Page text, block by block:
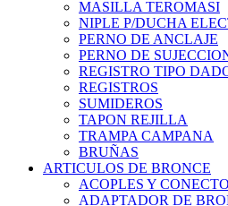
MASILLA TEROMASI
NIPLE P/DUCHA
PERNO DE ANCLAJE
PERNO DE
REGISTRO TIPO
REGISTROS
SUMIDEROS
TAPON REJILLA
TRAMPA CAMPANA
BRUÑAS
ARTICULOS DE BRONCE
ACOPLES Y
ADAPTADOR DE